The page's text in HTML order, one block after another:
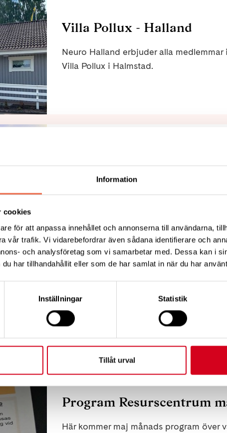
Information
cookies
för att anpassa innehållet och annonserna till användarna,
vår trafik. Vi vidarebefordrar även sådana identifierare och
och analysföretag som vi samarbetar med. Dessa kan i
har tillhandahållit eller som de har samlat in när du har
Inställningar Statistik
Tillåt urval
Villa Pollux - Halland
Neuro Halland erbjuder alla
Villa Pollux i Halmstad.
Inbjudan till temahelg för
Har du myastenia gravis (MG) och är
inspirerande temahelg på härliga
augusti 2026? Det finns platser kvar så
Att prata med barn om
Tisdag 26 maj kl. 18:00–20:00
Stina Hindström.
Program Resurscentrum
Här kommer maj månads program över